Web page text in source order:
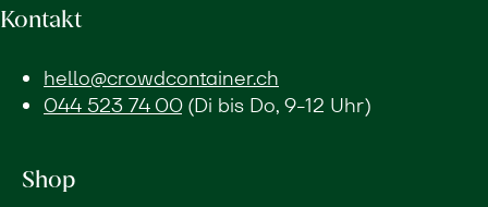
Kontakt
hello@crowdcontainer.ch
044 523 74 00(Di bis Do, 9-12 Uhr)
Shop